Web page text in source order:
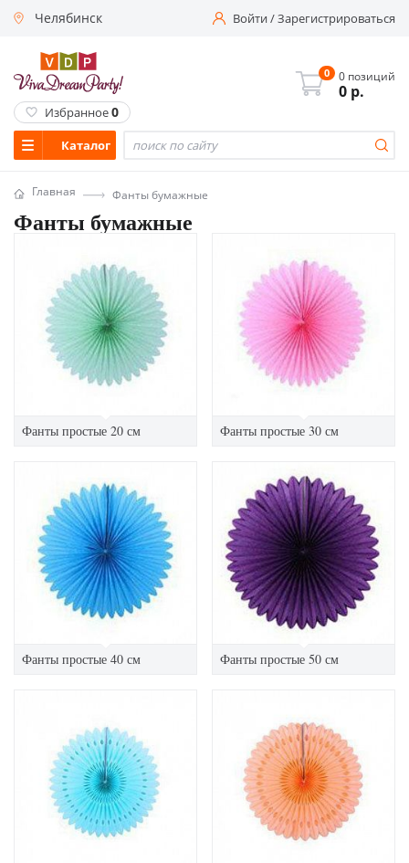
Челябинск Войти/Зарегистрироваться
Каталог
0 0 позиций
0 р.
Избранное0
Главная Фанты бумажные
Фанты бумажные
Фанты простые 20 см Фанты простые 30 см
Фанты простые 40 см Фанты простые 50 см